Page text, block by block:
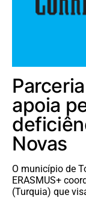
apoia
Novas
O município de
ERASMUS+
(Turquia) que